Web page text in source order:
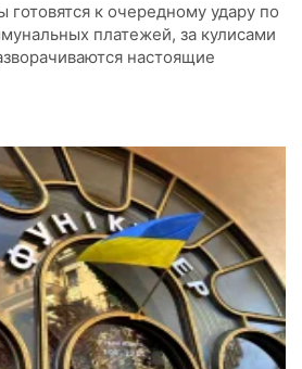
к очередному удару по
платежей, за кулисами
настоящие